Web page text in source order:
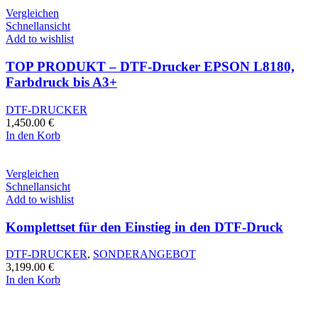
Vergleichen
Schnellansicht
Add to wishlist
TOP PRODUKT – DTF-Drucker EPSON L8180,
Farbdruck bis A3+
DTF-DRUCKER
1,450.00 €
In den Korb
Vergleichen
Schnellansicht
Add to wishlist
Komplettset für den Einstieg in den DTF-Druck
DTF-DRUCKER, SONDERANGEBOT
3,199.00 €
In den Korb